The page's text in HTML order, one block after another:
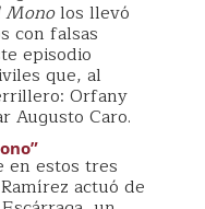
Monolos llevó
con falsas
episodio
que, al
Orfany
Augusto Caro.
en estos tres
actuó de